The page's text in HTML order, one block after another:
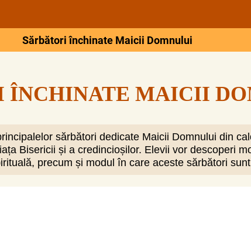
Sărbători închinate Maicii Domnului
ÎNCHINATE MAICII
sărbători dedicate Maicii Domnului din
Bisericii și a credincioșilor. Elevii vor descoperi
precum și modul în care aceste sărbători